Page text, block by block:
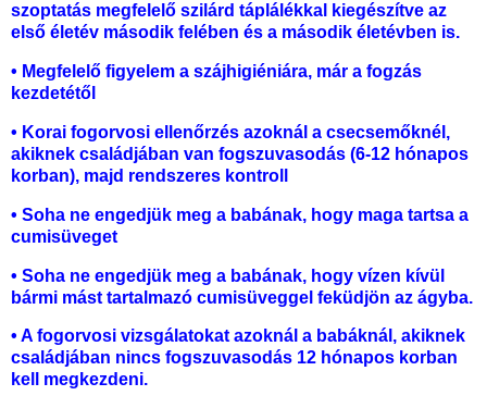
szoptatás megfelelő szilárd táplálékkal
kiegészítve az
első életév második felében és a második életévben is.
• Megfelelő figyelem a szájhigiéniára, már a fogzás
kezdetétől
• Korai fogorvosi ellenőrzés azoknál a csecsemőknél,
akiknek családjában van fogszuvasodás (6-12 hónapos
korban), majd rendszeres kontroll
• Soha ne engedjük meg a babának, hogy maga tartsa a
cumisüveget
• Soha ne engedjük meg a babának, hogy vízen kívül
bármi mást tartalmazó cumisüveggel feküdjön az ágyba.
• A fogorvosi vizsgálatokat azoknál a babáknál, akiknek
családjában nincs fogszuvasodás 12 hónapos korban
kell megkezdeni.